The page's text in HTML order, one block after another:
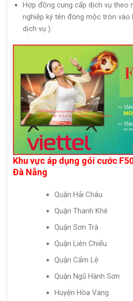
Hợp đồng cung cấp dịch vụ theo
nghiệp ký tên đóng mộc tròn vào
dịch vụ ).
Khu vực áp dụng gói cước
Đà Nẵng
Quận Hải Châu
Quận Thanh Khê
Quận Sơn Trà
Quận Liên Chiểu
Quận Cẩm Lệ
Quận Ngũ Hành Sơn
Huyện Hòa Vang